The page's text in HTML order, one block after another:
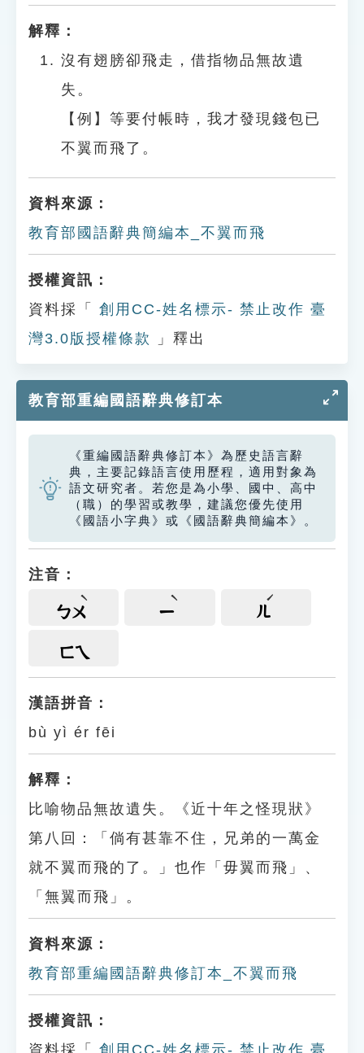
解釋：
沒有翅膀卻飛走，借指物品無故遺
失。
【例】等要付帳時，我才發現錢包已
不翼而飛了。
資料來源：
教育部國語辭典簡編本_不翼而飛
授權資訊：
資料採「
創用CC-姓名標示- 禁止改作 臺
灣3.0版授權條款
」釋出
教育部重編國語辭典修訂本
《重編國語辭典修訂本》為歷史語言辭
典，主要記錄語言使用歷程，適用對象為
語文研究者。若您是為小學、國中、高中
（職）的學習或教學，建議您優先使用
《國語小字典》或《國語辭典簡編本》。
注音：
ㄅㄨ ㄧ ㄦ
ㄈㄟ
漢語拼音：
bù yì ér fēi
解釋：
比喻物品無故遺失。《近十年之怪現狀》
第八回：「倘有甚靠不住，兄弟的一萬金
就不翼而飛的了。」也作「毋翼而飛」、
「無翼而飛」。
資料來源：
教育部重編國語辭典修訂本_不翼而飛
授權資訊：
資料採「
創用CC-姓名標示- 禁止改作 臺